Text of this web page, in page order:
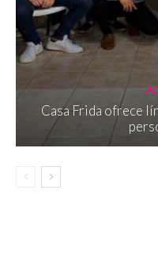
Casa Frida ofrece